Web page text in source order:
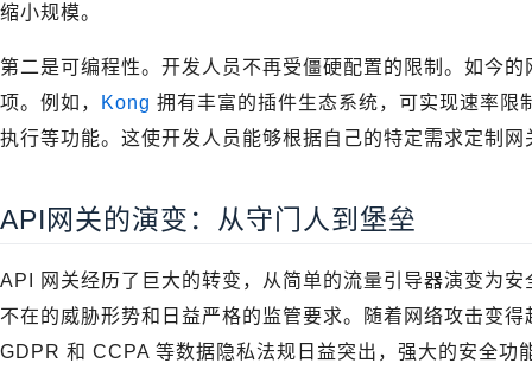
缩小规模。
第二是可编程性。开发人员不再受僵硬配置的限制。如今
项。例如，
Kong 拥有丰富的插件生态系统，可实现速率
执行等功能。这使开发人员能够根据自己的特定需求定制网
API网关的演变：从守门人到堡垒
API 网关经历了巨大的转变，从简单的流量引导器演变为
不在的威胁形势和日益严格的监管要求。随着网络攻击变
GDPR 和 CCPA 等数据隐私法规日益突出，强大的安全功